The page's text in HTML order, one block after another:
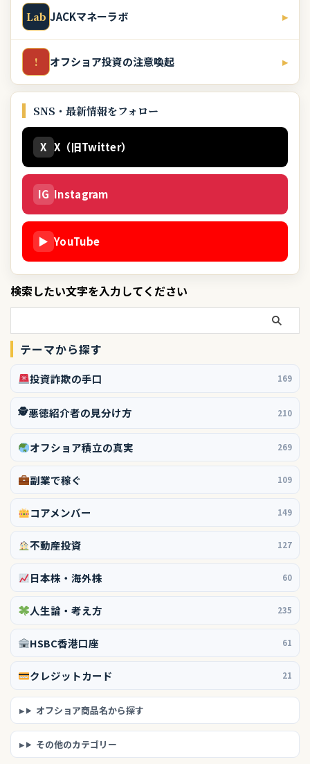
Lab JACKマネーラボ ▸
! オフショア投資の注意喚起 ▸
SNS・最新情報をフォロー
X X（旧Twitter）
IG Instagram
▶ YouTube
検索したい文字を入力してください
テーマから探す
投資詐欺の手口 169
🕵️悪徳紹介者の見分け方 210
オフショア積立の真実 269
副業で稼ぐ 109
コアメンバー 149
不動産投資 127
日本株・海外株 60
人生論・考え方 235
HSBC香港口座 61
クレジットカード 21
オフショア商品名から探す
その他のカテゴリー